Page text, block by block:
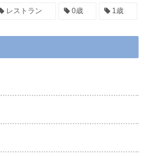
レストラン 0歳 1歳